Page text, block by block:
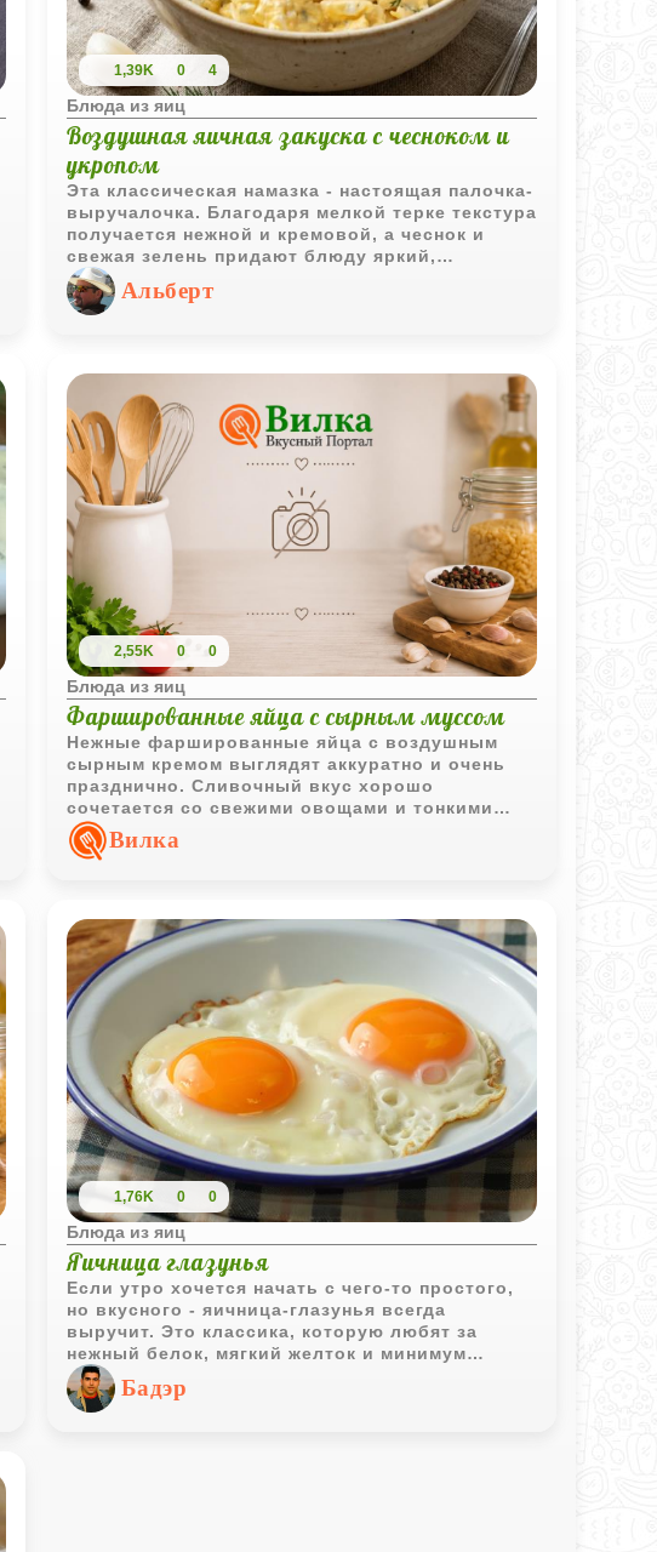
1,39K 0 4
Блюда из яиц
Воздушная яичная закуска с чесноком и
укропом
Эта классическая намазка - настоящая палочка-
выручалочка. Благодаря мелкой терке текстура
получается нежной и кремовой, а чеснок и
свежая зелень придают блюду яркий,
аппетитный аромат. Закуска одинаково хороша
и как быстрый перекус на хрустящем тосте, и
как изысканное наполнение для праздничных
Альберт
2,55K 0 0
Блюда из яиц
Фаршированные яйца с сырным муссом
Нежные фаршированные яйца с воздушным
сырным кремом выглядят аккуратно и очень
празднично. Сливочный вкус хорошо
сочетается со свежими овощами и тонкими
рулетиками ветчины.
Вилка
1,76K 0 0
Блюда из яиц
Яичница глазунья
Если утро хочется начать с чего-то простого,
но вкусного - яичница-глазунья всегда
выручит. Это классика, которую любят за
нежный белок, мягкий желток и минимум
хлопот. Всего два ингредиента, одна
сковорода и пять минут - и у вас на тарелке
горячий завтрак, который не надоедает.
Бадэр